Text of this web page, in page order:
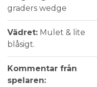
graders wedge
Vädret: Mulet & lite
blåsigt.
Kommentar från
spelaren: